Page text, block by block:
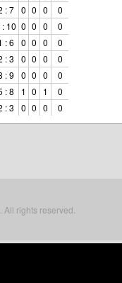
: 7 0 0 0
0
: 10 0 0 0
0
: 6 0 0 0
0
: 3 0 0 0
0
: 9 0 0 0
0
: 8 1 0 1
0
: 3 0 0 0 0
rights reserved.